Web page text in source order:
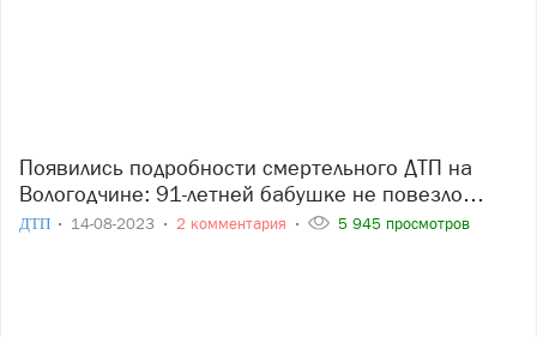
Появились подробности смертельного ДТП на
Вологодчине: 91-летней бабушке не повезло…
ДТП 14-08-2023 2 комментария 5 945 просмотров